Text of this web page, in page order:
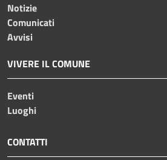
Notizie
Comunicati
Avvisi
VIVERE IL COMUNE
Eventi
Luoghi
CONTATTI